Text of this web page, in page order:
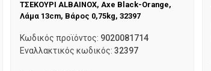
ΤΣΕΚΟΥΡΙ ALBAINOX, Axe Black-Orange,
Λάμα 13cm, Βάρος 0,75kg, 32397
Κωδικός προϊόντος: 9020081714
Εναλλακτικός κωδικός:32397